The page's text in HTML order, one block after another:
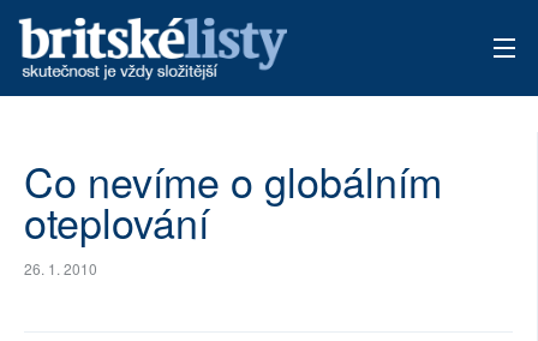
ARCHIV
TÉMATA
Co nevíme o globálním
oteplování
26. 1. 2010